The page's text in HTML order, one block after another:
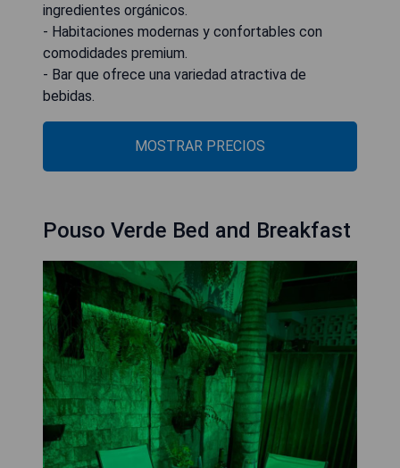
ingredientes orgánicos.
- Habitaciones modernas y confortables con
comodidades premium.
- Bar que ofrece una variedad atractiva de
bebidas.
MOSTRAR PRECIOS
Pouso Verde Bed and Breakfast